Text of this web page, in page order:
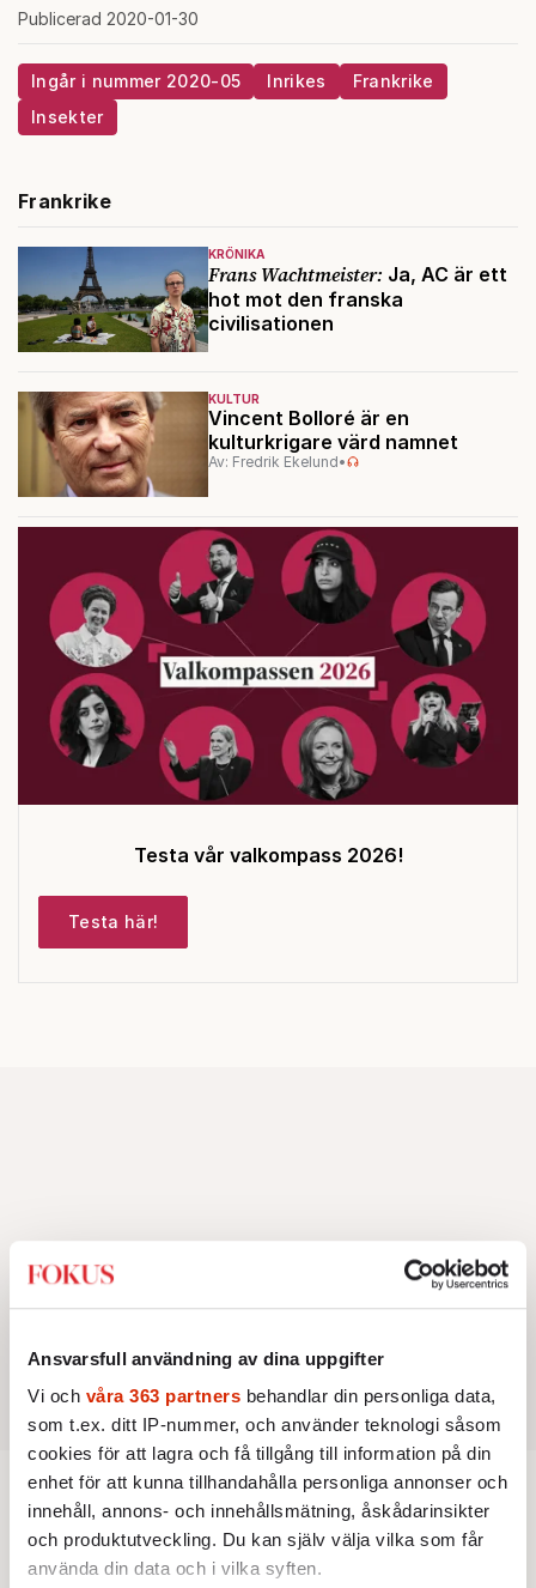
Ansvarsfull användning av dina uppgifter
Vi och våra 363 partners behandlar din personliga data,
som t.ex. ditt IP-nummer, och använder teknologi såsom
cookies för att lagra och få tillgång till information på din
enhet för att kunna tillhandahålla personliga annonser och
innehåll, annons- och innehållsmätning, åskådarinsikter
och produktutveckling. Du kan själv välja vilka som får
använda din data och i vilka syften.
Publicerad 2020-01-30
Ingår i nummer 2020-05 Inrikes
Frankrike
Insekter
Frankrike
KRÖNIKA
Frans Wachtmeister: Ja, AC är ett
hot mot den franska
civilisationen
KULTUR
Vincent Bolloré är en
kulturkrigare värd namnet
Av: Fredrik Ekelund•
Testa vår valkompass 2026!
Testa här!
Inrikes